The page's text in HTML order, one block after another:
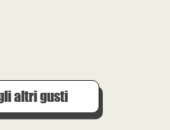
altri gusti